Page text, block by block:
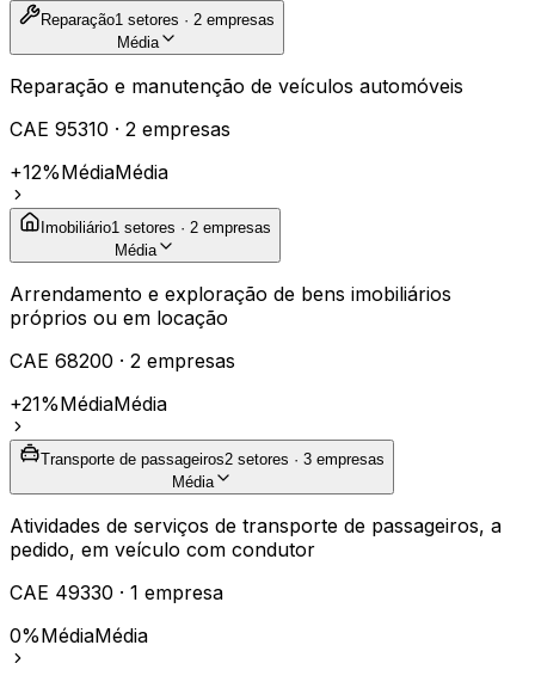
Reparação1 setores · 2 empresas
Média
Reparação e manutenção de veículos automóveis
CAE 95310 · 2 empresas
+12%MédiaMédia
Imobiliário1 setores · 2 empresas
Média
Arrendamento e exploração de bens imobiliários
próprios ou em locação
CAE 68200 · 2 empresas
+21%MédiaMédia
Transporte de passageiros2 setores · 3 empresas
Média
Atividades de serviços de transporte de passageiros, a
pedido, em veículo com condutor
CAE 49330 · 1 empresa
0%MédiaMédia